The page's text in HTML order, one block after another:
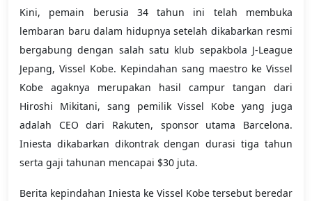
Kini, pemain berusia 34 tahun ini telah membuka
lembaran baru dalam hidupnya setelah dikabarkan resmi
bergabung dengan salah satu klub sepakbola J-League
Jepang, Vissel Kobe. Kepindahan sang maestro ke Vissel
Kobe agaknya merupakan hasil campur tangan dari
Hiroshi Mikitani, sang pemilik Vissel Kobe yang juga
adalah CEO dari Rakuten, sponsor utama Barcelona.
Iniesta dikabarkan dikontrak dengan durasi tiga tahun
serta gaji tahunan mencapai $30 juta.
Berita kepindahan Iniesta ke Vissel Kobe tersebut beredar